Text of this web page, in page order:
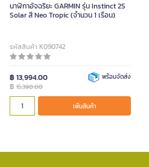
นาฬิกาอัจฉริยะ GARMIN รุ่น Instinct 2S
Solar สี Neo Tropic (จำนวน 1 เรือน)
รหัสสินค้า K090742
฿ 13,994.00
฿ 15,390.00
พร้อมจัดส่ง
เพิ่มสินค้า